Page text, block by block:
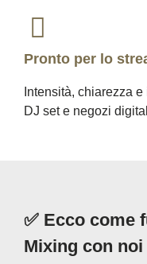
Pronto per lo
Intensità, chiarezza
DJ set e negozi
✅ Ecco come
Mixing con noi